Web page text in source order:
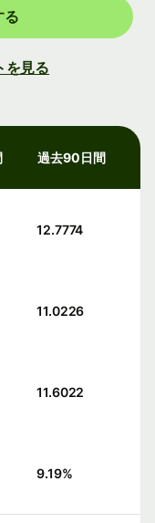
る
を見る
過去90日間
12.7774
11.0226
11.6022
9.19%